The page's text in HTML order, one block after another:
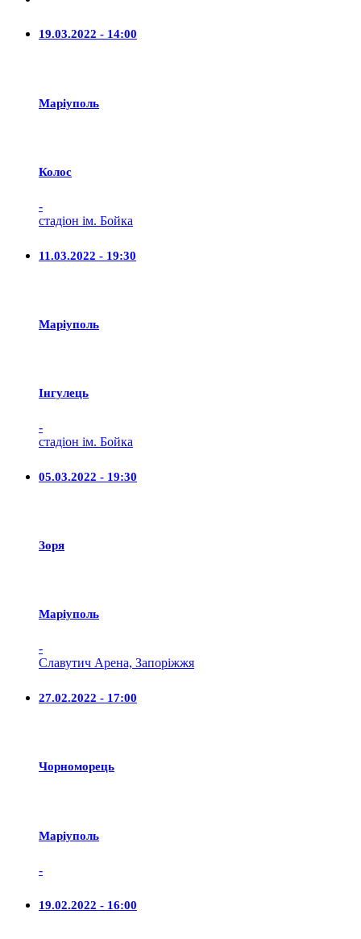
19.03.2022 - 14:00
Маріуполь
Колос
-
стадіон ім. Бойка
11.03.2022 - 19:30
Маріуполь
Iнгулець
-
стадіон ім. Бойка
05.03.2022 - 19:30
Зоря
Маріуполь
-
Славутич Арена, Запоріжжя
27.02.2022 - 17:00
Чорноморець
Маріуполь
-
19.02.2022 - 16:00